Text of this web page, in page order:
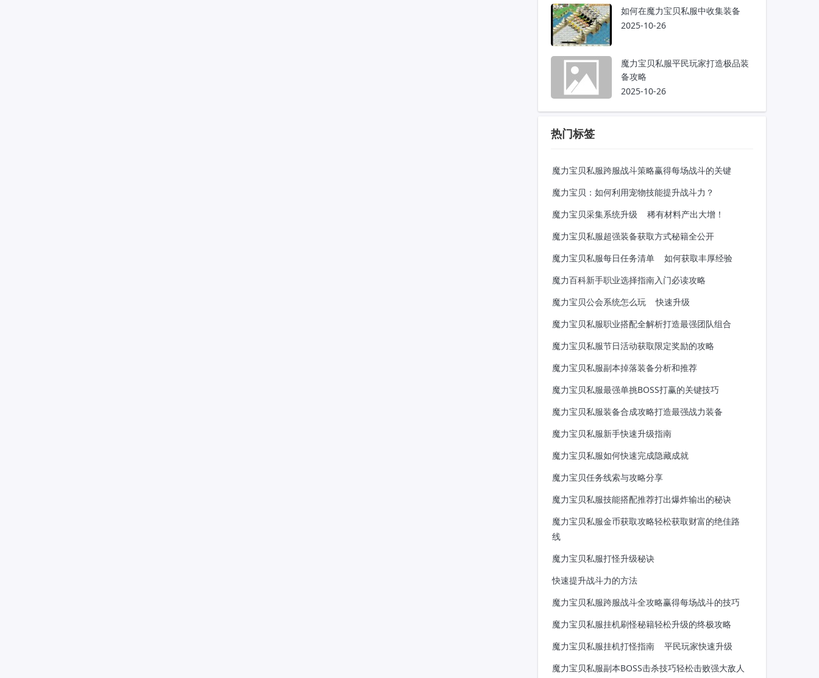
如何在魔力宝贝私服中收集装备
2025-10-26
魔力宝贝私服平民玩家打造极品装
备攻略
2025-10-26
热门标签
魔力宝贝私服跨服战斗策略赢得每场战斗的关键
魔力宝贝：如何利用宠物技能提升战斗力？
魔力宝贝采集系统升级
稀有材料产出大增！
魔力宝贝私服超强装备获取方式秘籍全公开
魔力宝贝私服每日任务清单
如何获取丰厚经验
魔力百科新手职业选择指南入门必读攻略
魔力宝贝公会系统怎么玩
快速升级
魔力宝贝私服职业搭配全解析打造最强团队组合
魔力宝贝私服节日活动获取限定奖励的攻略
魔力宝贝私服副本掉落装备分析和推荐
魔力宝贝私服最强单挑BOSS打赢的关键技巧
魔力宝贝私服装备合成攻略打造最强战力装备
魔力宝贝私服新手快速升级指南
魔力宝贝私服如何快速完成隐藏成就
魔力宝贝任务线索与攻略分享
魔力宝贝私服技能搭配推荐打出爆炸输出的秘诀
魔力宝贝私服金币获取攻略轻松获取财富的绝佳路
线
魔力宝贝私服打怪升级秘诀
快速提升战斗力的方法
魔力宝贝私服跨服战斗全攻略赢得每场战斗的技巧
魔力宝贝私服挂机刷怪秘籍轻松升级的终极攻略
魔力宝贝私服挂机打怪指南
平民玩家快速升级
魔力宝贝私服副本BOSS击杀技巧轻松击败强大敌人